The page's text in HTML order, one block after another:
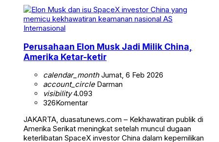
Internasional
Perusahaan Elon Musk Jadi Milik China,
Amerika Ketar-ketir
calendar_monthJumat, 6 Feb 2026
account_circleDarman
visibility4.093
326Komentar
JAKARTA, duasatunews.com – Kekhawatiran publik di
Amerika Serikat meningkat setelah muncul dugaan
keterlibatan SpaceX investor China dalam kepemilikan